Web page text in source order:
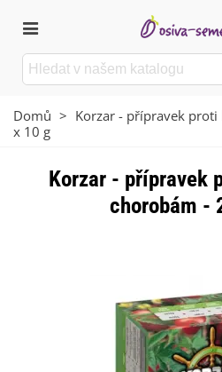
Domů > Korzar - přípravek
x 10 g
Korzar - přípravek
chorobám -